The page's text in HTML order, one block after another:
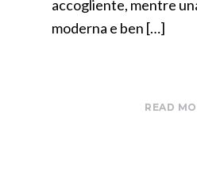
accogliente, mentre
moderna e ben […]
READ